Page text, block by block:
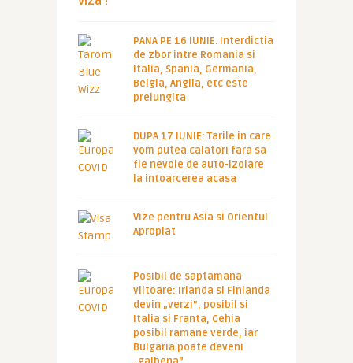
PANA PE 16 IUNIE. Interdictia
de zbor intre Romania si
Italia, Spania, Germania,
Belgia, Anglia, etc este
prelungita
DUPA 17 IUNIE: Tarile in care
vom putea calatori fara sa
fie nevoie de auto-izolare
la intoarcerea acasa
Vize pentru Asia si Orientul
Apropiat
Posibil de saptamana
viitoare: Irlanda si Finlanda
devin „verzi”, posibil si
Italia si Franta, Cehia
posibil ramane verde, iar
Bulgaria poate deveni